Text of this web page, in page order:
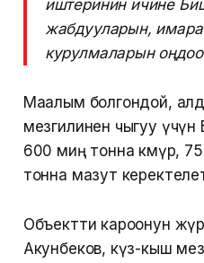
иштеринин ичине
жабдууларын,
курулмаларын оңдоо
Маалым болгондой,
мезгилинен чыгуу
600 миң тонна көмүр,
тонна мазут
Объектти кароонун
Акунбеков, күз-кыш